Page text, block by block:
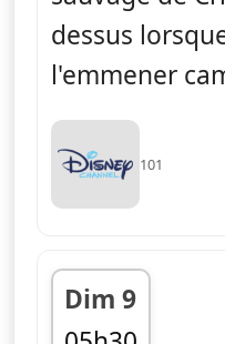
dessus
l'emmener
101
Dim 9